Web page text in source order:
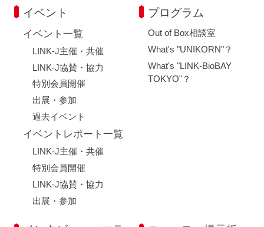
イベント
イベント一覧
LINK-J主催・共催
LINK-J協賛・協力
特別会員開催
出展・参加
過去イベント
イベントレポート一覧
LINK-J主催・共催
特別会員開催
LINK-J協賛・協力
出展・参加
プログラム
Out of Box相談室
What's "UNIKORN"？
What's "LINK-BioBAY
TOKYO"？